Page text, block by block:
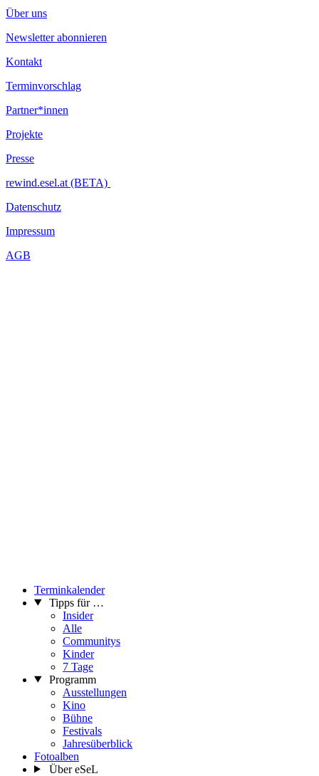
Über uns
Newsletter abonnieren
Kontakt
Terminvorschlag
Partner*innen
Projekte
Presse
rewind.esel.at (BETA)
Datenschutz
Impressum
AGB
Terminkalender
Tipps für …
Insider
Alle
Communitys
Kinder
7 Tage
Programm
Ausstellungen
Kino
Bühne
Festivals
Jahresüberblick
Fotoalben
Über eSeL